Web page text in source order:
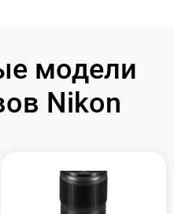
модели
Nikon